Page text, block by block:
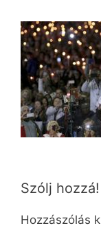
Szólj hozzá!
Hozzászólás